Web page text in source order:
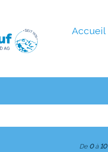
Accueil
De 0 à 10